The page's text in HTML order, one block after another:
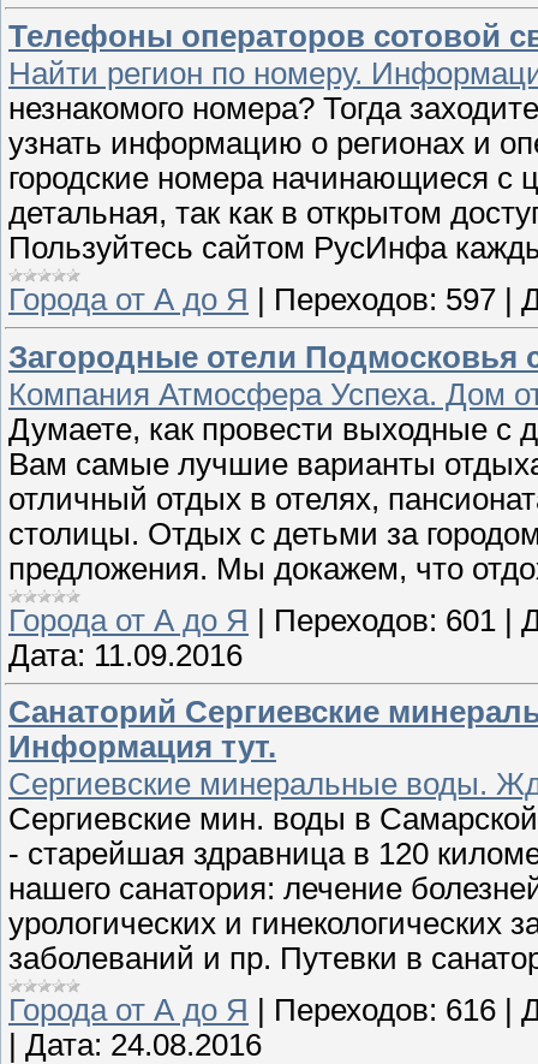
Телефоны операторов сотовой
Найти регион по номеру.
незнакомого номера? Тогда
узнать информацию о регионах и
городские номера начинающиеся
детальная, так как в открытом
Пользуйтесь сайтом РусИнфа
Города от А до Я
Переходов: 597
Загородные отели Подмосковья
Компания Атмосфера Успеха. Дом
Думаете, как провести выходные с
Вам самые лучшие варианты
отличный отдых в отелях,
столицы. Отдых с детьми за
предложения. Мы докажем, что
Города от А до Я | Переходов: 601 |
Дата: 11.09.2016
Санаторий Сергиевские
Информация тут.
Сергиевские минеральные воды.
Сергиевские мин. воды в
- старейшая здравница в 120
нашего санатория: лечение
урологических и гинекологических
заболеваний и пр. Путевки в
Города от А до Я
Переходов: 616
Дата: 24.08.2016